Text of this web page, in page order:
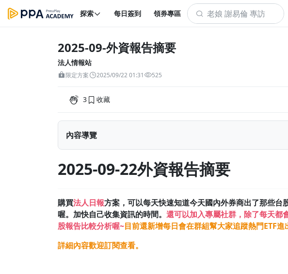
探索 每日簽到 領券專區
2025-09-外資報告摘要
法人情報站
限定方案 2025/09/22 01:31 525
3 收藏
內容導覽
2025-09-22外資報告摘要
購買法人日報方案，可以每天快速知道今天國內外券商出了那些台
喔。加快自己收集資訊的時間。 還可以加入專屬社群，除了每天
股報告比較分析喔~目前還新增每日會在群組幫大家追蹤熱門ETF進
詳細內容歡迎訂閱查看。